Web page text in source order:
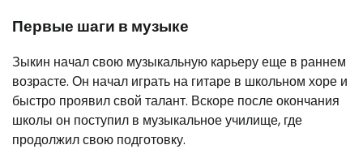
Первые шаги в музыке
Зыкин начал свою музыкальную карьеру еще в раннем
возрасте. Он начал играть на гитаре в школьном хоре и
быстро проявил свой талант. Вскоре после окончания
школы он поступил в музыкальное училище, где
продолжил свою подготовку.